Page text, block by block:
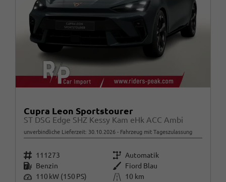
Cupra Leon Sportstourer
ST DSG Edge SHZ Kessy Kam eHk ACC Ambi
unverbindliche Lieferzeit: 30.10.2026 Fahrzeug mit Tageszulassung
Fahrzeugnr. 111273 Getriebe Automatik
Kraftstoff Benzin Außenfarbe
Fiord Blau
Leistung 110 kW (150 PS) Kilometerstand
10 km